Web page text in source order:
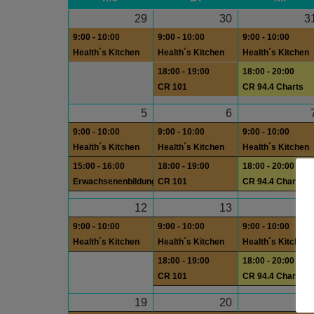
29
9:00 - 10:00
Health´s Kitchen
30
9:00 - 10:00
Health´s Kitchen
18:00 - 19:00
CR 101
9:00 - 10:00
Health´s Kitchen
18:00 - 20:00
CR 94.4 Charts
5
9:00 - 10:00
Health´s Kitchen
15:00 - 16:00
Erwachsenenbildung
6
9:00 - 10:00
Health´s Kitchen
18:00 - 19:00
CR 101
9:00 - 10:00
Health´s Kitchen
18:00 - 20:00
CR 94.4 Charts
12
9:00 - 10:00
Health´s Kitchen
13
9:00 - 10:00
Health´s Kitchen
18:00 - 19:00
CR 101
9:00 - 10:00
Health´s Kitchen
18:00 - 20:00
CR 94.4 Charts
19 20